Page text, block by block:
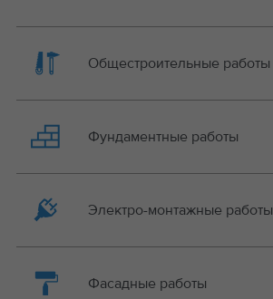
Общестроительные работы
Фундаментные работы
Электро-монтажные работы
Фасадные работы